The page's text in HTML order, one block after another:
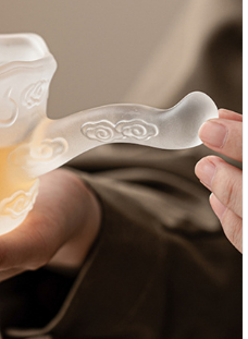
der E-Commerce-
von INTOWALK.